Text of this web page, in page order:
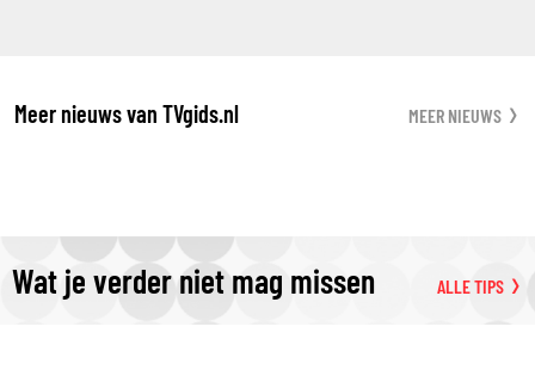
Meer nieuws van TVgids.nl MEER NIEUWS
Wat je verder niet mag missen ALLE TIPS